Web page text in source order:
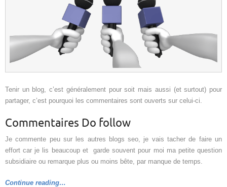
Tenir un blog, c’est généralement pour soit mais aussi (et surtout) pour
partager, c’est pourquoi les commentaires sont ouverts sur celui-ci.
Commentaires Do follow
Je commente peu sur les autres blogs seo, je vais tacher de faire un
effort car je lis beaucoup et garde souvent pour moi ma petite question
subsidiaire ou remarque plus ou moins bête, par manque de temps.
Continue reading…